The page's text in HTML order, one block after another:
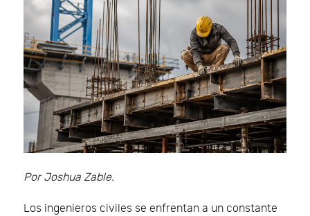
Por Joshua Zable.
Los ingenieros civiles se enfrentan a un constante